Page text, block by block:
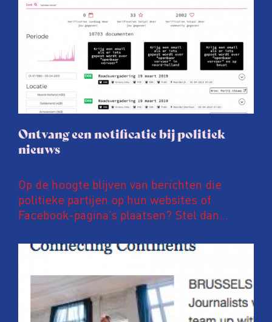
Ontvang een notificatie bij politiek
nieuws
Op de hoogte blijven van berichten die
politieke partijen op hun websites of
Facebook-pagina’s plaatsen? Stel dan
zijn meer dan 600.000 nieuwsberichten van
meer dan 800 nationale, regionale en lokale
politieke partijen te vinden. Ben je
bijvoorbeeld geïnteresseerd in
energietransitie, hoogbouw of